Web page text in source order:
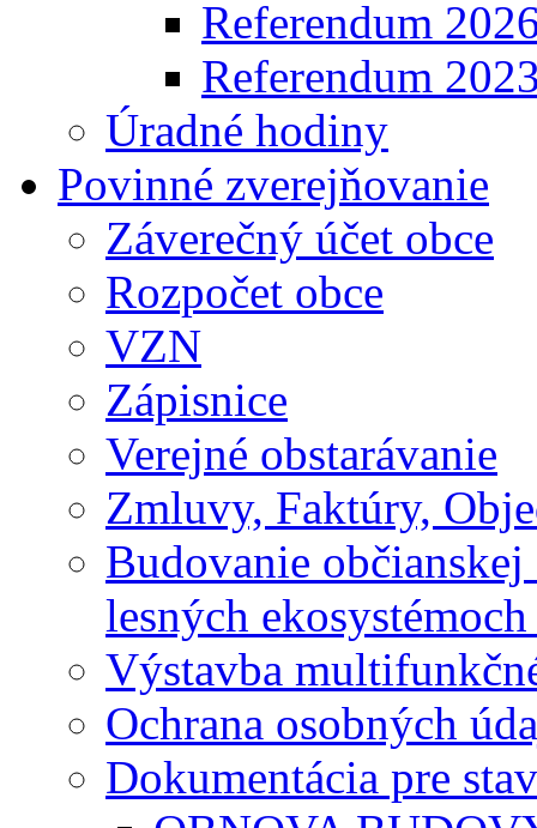
Referendum
Referendum
Úradné hodiny
Povinné zverejňovanie
Záverečný účet obce
Rozpočet obce
VZN
Zápisnice
Verejné obstarávanie
Zmluvy, Faktúry,
Budovanie
lesných
Výstavba
Ochrana osobných
Dokumentácia pre